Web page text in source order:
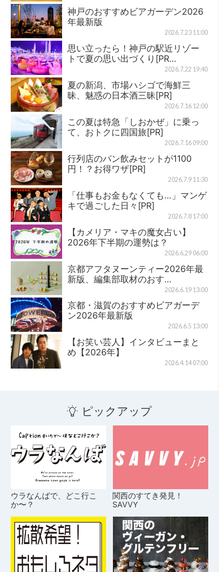
神戸のおすすめビアガーデン2026
年最新版
2026.7.23 11:00
思い立ったら！神戸の駅近リゾー
トで夏の思い出づくり[PR…
2026.7.22 19:40
夏の新潟、市場ハシゴで海鮮三
昧、魅惑の日本酒三昧[PR]
2026.7.16 12:00
この夏は特急「しおかぜ」に乗っ
て、おトクに四国旅[PR]
2026.7.16 09:00
行列店のパン飲みセットが1100
円！？お得ワザ[PR]
2026.7.9 11:30
「仕事もお金もなくても…」マンゲ
キで過ごした日々[PR]
2026.7.8 17:00
【カメリア・マキの魔女占い】
2026年下半期の運勢は？
2026.6.29 06:00
京都アフタヌーンティー2026年最
新版、編集部取材のおす…
2026.6.19 13:00
京都・滋賀のおすすめビアガーデ
ン2026年最新版
2026.6.5 13:00
【お笑い芸人】インタビューまと
め【2026年】
2026.4.14 07:00
ピックアップ
ウラなんばで、どこ行こ
か〜？
関西のすてき発見！
SAVVY